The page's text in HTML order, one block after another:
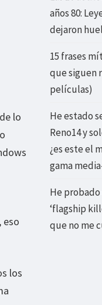
lo
eso
los
años 80:
dejaron
15 frases
que siguen
películas)
He estado
Reno14 y
¿es este el
gama
He probado
‘flagship
que no me